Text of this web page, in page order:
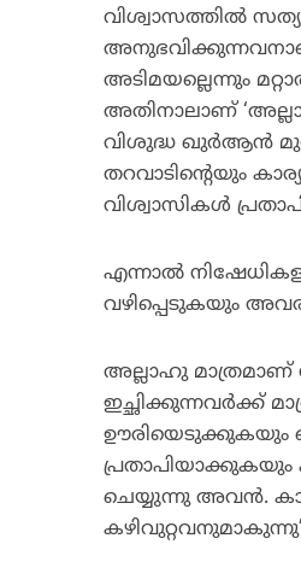
വിശ്വാസത്തില്‍
അടിമയല്ലെന്നും
അതിനാലാണ്
വിശുദ്ധ ഖുര്‍ആന്‍
തറവാടിന്റെയും
വിശ്വാസികള്‍
എന്നാല്‍
വഴിപ്പെടുകയും
അല്ലാഹു
ഇച്ഛിക്കുന്നവര്‍ക്ക്
ഊരിയെടുക്കുകയും
പ്രതാപിയാക്കുകയും
ചെയ്യുന്നു അവന്‍.